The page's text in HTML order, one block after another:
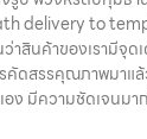
delivery to
าสินค้าของเรามีจุ
รคัดสรรคุณภาพมา
ง มีความชัดเจนม